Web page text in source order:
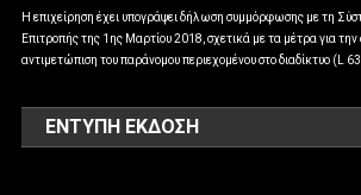
Η επιχείρηση έχει υπογράψει δήλωση συμμόρφωσης με τη
Επιτροπής της 1ης Μαρτίου 2018, σχετικά με τα μέτρα για
αντιμετώπιση του παράνομου περιεχομένου στο διαδίκτυο (L
ΕΝΤΥΠΗ ΕΚΔΟΣΗ